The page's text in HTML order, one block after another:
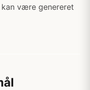
være genereret